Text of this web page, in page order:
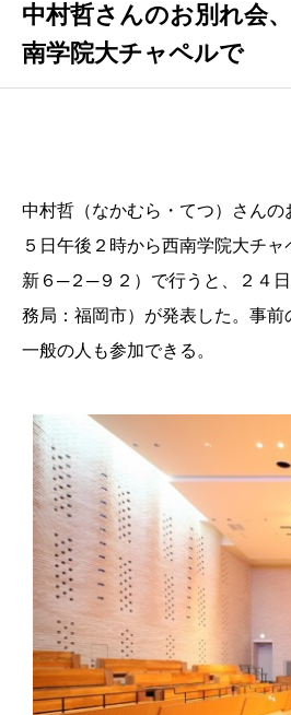
中村哲さんのお別れ会
南学院大チャペルで
中村哲（なかむら・てつ）さんの
５日午後２時から西南学院大チ
新６─２─９２）で行うと、２４
務局：福岡市）が発表した。事前
一般の人も参加できる。